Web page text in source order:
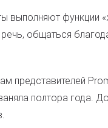
выполняют функции
общаться
представителей
полтора года.